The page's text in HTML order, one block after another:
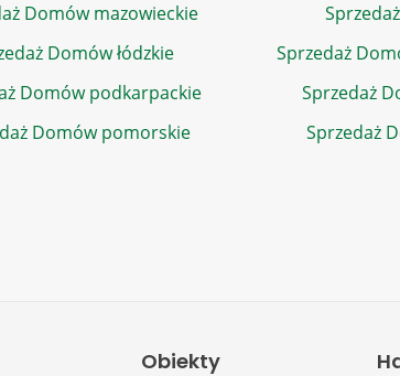
Domów mazowieckie
Domów łódzkie
Sprzedaż
Domów podkarpackie
Sprzedaż
Domów pomorskie Sprzedaż
Obiekty